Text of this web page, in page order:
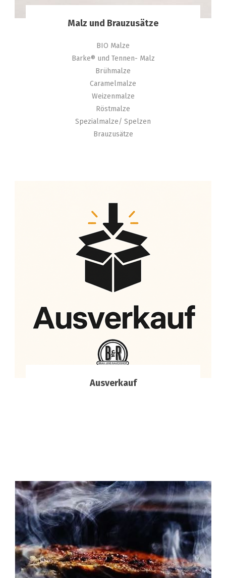
Malz und Brauzusätze
BIO Malze
Barke® und Tennen- Malz
Brühmalze
Caramelmalze
Weizenmalze
Röstmalze
Spezialmalze/ Spelzen
Brauzusätze
Ausverkauf